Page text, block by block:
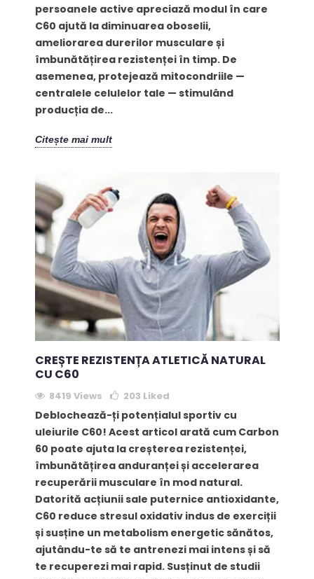
persoanele active apreciază modul în care
C60 ajută la diminuarea oboselii,
ameliorarea durerilor musculare și
îmbunătățirea rezistenței în timp. De
asemenea, protejează mitocondriile —
centralele celulelor tale — stimulând
producția de...
Citește mai mult
CREȘTE REZISTENȚA ATLETICĂ NATURAL
CU C60
8419 Views 203 Liked
Deblochează-ți potențialul sportiv cu
uleiurile C60! Acest articol arată cum Carbon
60 poate ajuta la creșterea rezistenței,
îmbunătățirea anduranței și accelerarea
recuperării musculare în mod natural.
Datorită acțiunii sale puternice antioxidante,
C60 reduce stresul oxidativ indus de exerciții
și susține un metabolism energetic sănătos,
ajutându-te să te antrenezi mai intens și să
te recuperezi mai rapid. Susținut de studii